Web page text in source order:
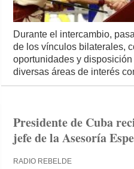
Durante el intercambio,
de los vínculos bilaterales,
oportunidades y
diversas áreas de interés
Presidente de Cuba
jefe de la Asesoría
RADIO REBELDE